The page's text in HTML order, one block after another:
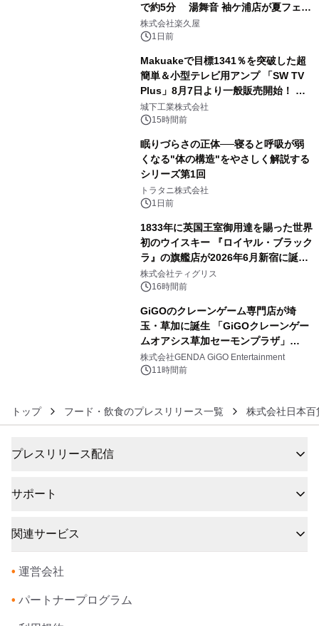
で約5分 湯舞音 袖ケ浦店が夏フェア
メニューを提供
株式会社楽久屋
1日前
Makuakeで目標1341％を突破した超
簡単＆小型テレビ用アンプ 「SW TV
Plus」8月7日より一般販売開始！ ケ
ーブル1本つなぐだけ、テレビの音が
ぐっと豊かに
城下工業株式会社
15時間前
眠りづらさの正体──寝ると呼吸が弱
くなる"体の構造"をやさしく解説する
シリーズ第1回
トラタニ株式会社
1日前
1833年に英国王室御用達を賜った世界
初のウイスキー 『ロイヤル・ブラック
ラ』の旗艦店が2026年6月新宿に誕
生 バカルディ ジャパンと連携した
没入型バー「BAR Arca」
株式会社ティグリス
16時間前
GiGOのクレーンゲーム専門店が埼
玉・草加に誕生 「GiGOクレーンゲー
ムオアシス草加セーモンプラザ」
2026年8月7日(金)10時グランドオープ
ン
株式会社GENDA GiGO Entertainment
11時間前
トップ フード・飲食のプレスリリース一覧 株式会社日本百
プレスリリース配信
サポート
関連サービス
• 運営会社
• パートナープログラム